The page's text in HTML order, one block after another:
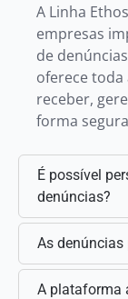
A Linha
empresas
de
oferece
receber,
forma
É possível
denúncias?
As denúncias
A plataforma